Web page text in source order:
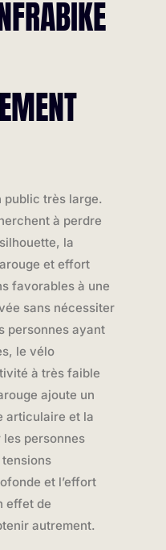
public très large.
à perdre
la
et effort
favorables à une
sans nécessiter
personnes ayant
le vélo
à très faible
ajoute un
articulaire et la
personnes
et l’effort
effet de
autrement.